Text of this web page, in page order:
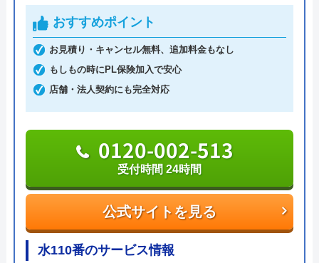
ください。
090-6960-1128
株式会社W'WORKSのクチコミ
5（6件のクチコミ）
※クチコミの内容について
おすすめポイント
お見積り・キャンセル無料、追加料金もなし
もしもの時にPL保険加入で安心
店舗・法人契約にも完全対応
公式サイトを見る
0120-002-513
受付時間 24時間
水110番のサービス情報